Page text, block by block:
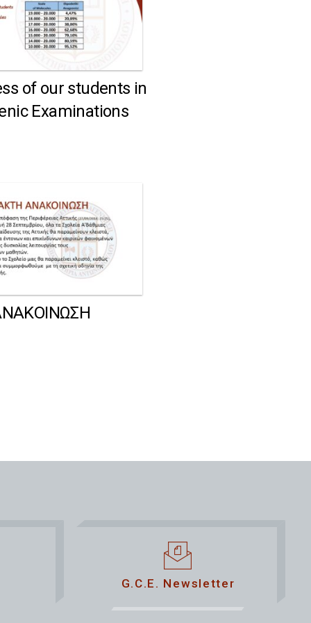
of our students in
Examinations
G.C.E. Newsletter